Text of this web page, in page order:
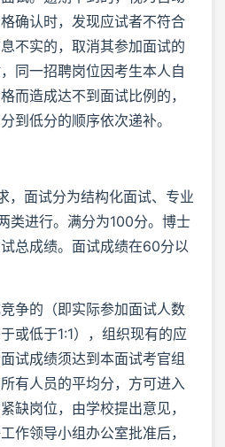
确认时，发现应试者不符合
不实的，取消其参加面试的
同一招聘岗位因考生本人自
而造成达不到面试比例的，
到低分的顺序依次递补。
，面试分为结构化面试、专业
类进行。满分为100分。博士
总成绩。面试成绩在60分以
争的（即实际参加面试人数
或低于1:1），组织现有的应
试成绩须达到本面试考官组
有人员的平均分，方可进入
缺岗位，由学校提出意见，
作领导小组办公室批准后，